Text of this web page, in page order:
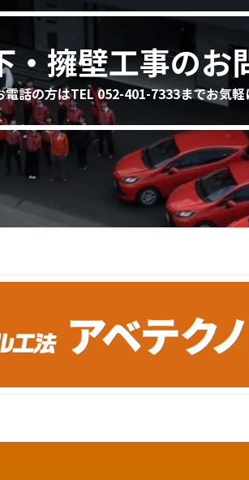
・擁壁工事のお
電話の方はTEL 052-401-7333までお気